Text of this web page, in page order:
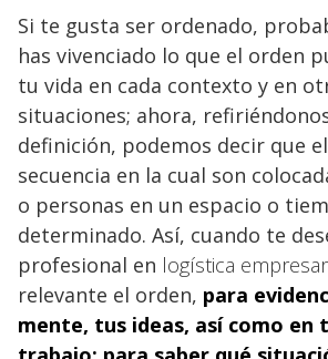
Si te gusta ser ordenado,
has vivenciado lo que el orden
tu vida en cada contexto y en
situaciones; ahora,
definición, podemos decir que
secuencia en la cual son
o personas en un espacio o
determinado. Así, cuando te
profesional en logística
relevante el orden, para
mente, tus ideas, así como en